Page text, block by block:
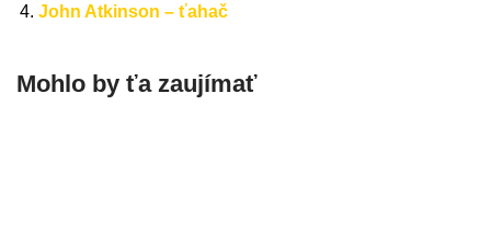
John Atkinson – ťahač
Mohlo by ťa zaujímať